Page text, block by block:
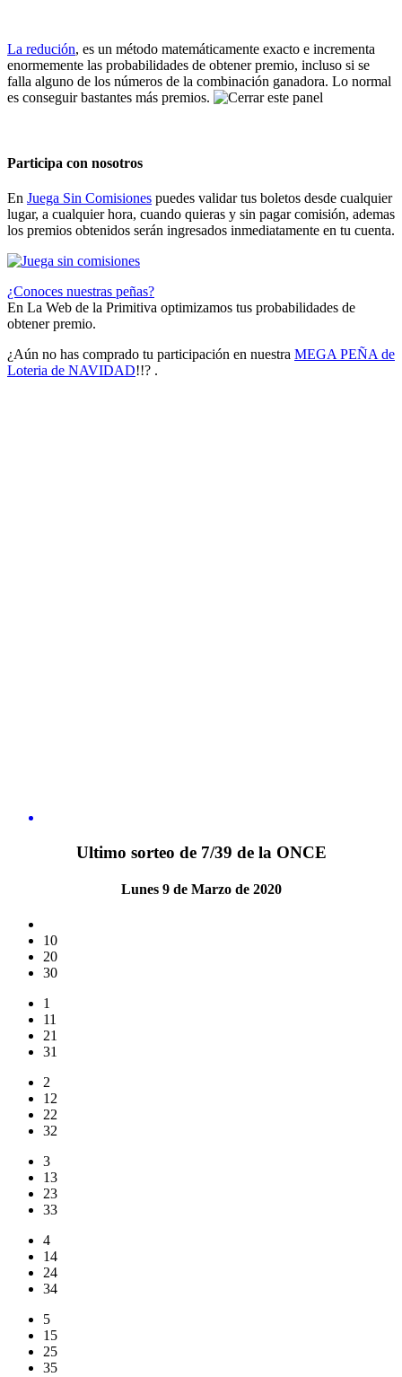
La redución, es un método matemáticamente exacto e incrementa
enormemente las probabilidades de obtener premio, incluso si se
falla alguno de los números de la combinación ganadora. Lo normal
es conseguir bastantes más premios.
Participa con nosotros
En Juega Sin Comisiones puedes validar tus boletos desde cualquier
lugar, a cualquier hora, cuando quieras y sin pagar comisión, ademas
los premios obtenidos serán ingresados inmediatamente en tu cuenta.
¿Conoces nuestras peñas?
En La Web de la Primitiva optimizamos tus probabilidades de
obtener premio.
¿Aún no has comprado tu participación en nuestra MEGA PEÑA de
Loteria de NAVIDAD!!? .
Ultimo sorteo de 7/39 de la ONCE
Lunes 9 de Marzo de 2020
10
20
30
1
11
21
31
2
12
22
32
3
13
23
33
4
14
24
34
5
15
25
35